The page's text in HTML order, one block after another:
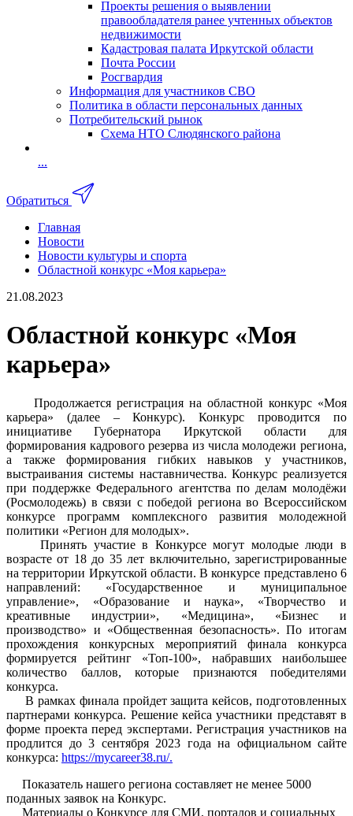
Проекты решения о выявлении
правообладателя ранее учтенных объектов
недвижимости
Кадастровая палата Иркутской области
Почта России
Росгвардия
Информация для участников СВО
Политика в области персональных данных
Потребительский рынок
Схема НТО Слюдянского района
...
Обратиться
Главная
Новости
Новости культуры и спорта
Областной конкурс «Моя карьера»
21.08.2023
Областной конкурс «Моя
карьера»
Продолжается регистрация на областной конкурс «Моя
карьера» (далее – Конкурс). Конкурс проводится по
инициативе Губернатора Иркутской области для
формирования кадрового резерва из числа молодежи региона,
а также формирования гибких навыков у участников,
выстраивания системы наставничества. Конкурс реализуется
при поддержке Федерального агентства по делам молодёжи
(Росмолодежь) в связи с победой региона во Всероссийском
конкурсе программ комплексного развития молодежной
политики «Регион для молодых».
Принять участие в Конкурсе могут молодые люди в
возрасте от 18 до 35 лет включительно, зарегистрированные
на территории Иркутской области. В конкурсе представлено 6
направлений: «Государственное и муниципальное
управление», «Образование и наука», «Творчество и
креативные индустрии», «Медицина», «Бизнес и
производство» и «Общественная безопасность». По итогам
прохождения конкурсных мероприятий финала конкурса
формируется рейтинг «Топ-100», набравших наибольшее
количество баллов, которые признаются победителями
конкурса.
В рамках финала пройдет защита кейсов, подготовленных
партнерами конкурса. Решение кейса участники представят в
форме проекта перед экспертами. Регистрация участников на
продлится до 3 сентября 2023 года на официальном сайте
конкурса: https://mycareer38.ru/.
Показатель нашего региона составляет не менее 5000
поданных заявок на Конкурс.
Материалы о Конкурсе для СМИ, порталов и социальных